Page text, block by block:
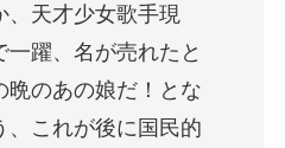
、天才少女歌手現
一躍、名が売れたと
晩のあの娘だ！とな
、これが後に国民的